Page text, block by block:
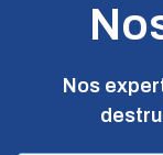
Nos